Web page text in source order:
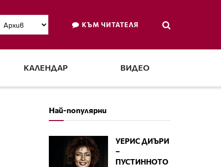
КЪМ ЧИТАТЕЛЯ
КАЛЕНДАР ВИДЕО
Най-популярни
УЕРИС ДИЪРИ
–
ПУСТИННОТО